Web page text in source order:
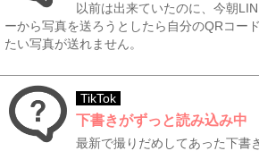
以前は出来ていたのに、今朝
ーから写真を送ろうとしたら自分のQRコー
たい写真が送れません。
TikTok
下書きがずっと読み込み中
最新で撮りだめしてあった下書